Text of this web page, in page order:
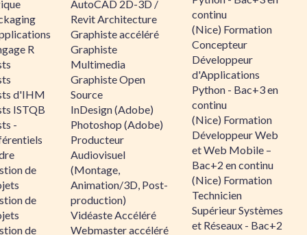
R
d'IHM
ISTQB
-
de
de
de
AutoCAD 2D-3D /
Revit Architecture
Graphiste accéléré
Graphiste
Multimedia
Graphiste Open
Source
InDesign (Adobe)
Photoshop (Adobe)
Producteur
Audiovisuel
(Montage,
Animation/3D, Post-
production)
Vidéaste Accéléré
Webmaster accéléré
continu
(Nice) Formation
Concepteur
Développeur
d'Applications
Python - Bac+3 en
continu
(Nice) Formation
Développeur Web
et Web Mobile –
Bac+2 en continu
(Nice) Formation
Technicien
Supérieur Systèmes
et Réseaux - Bac+2